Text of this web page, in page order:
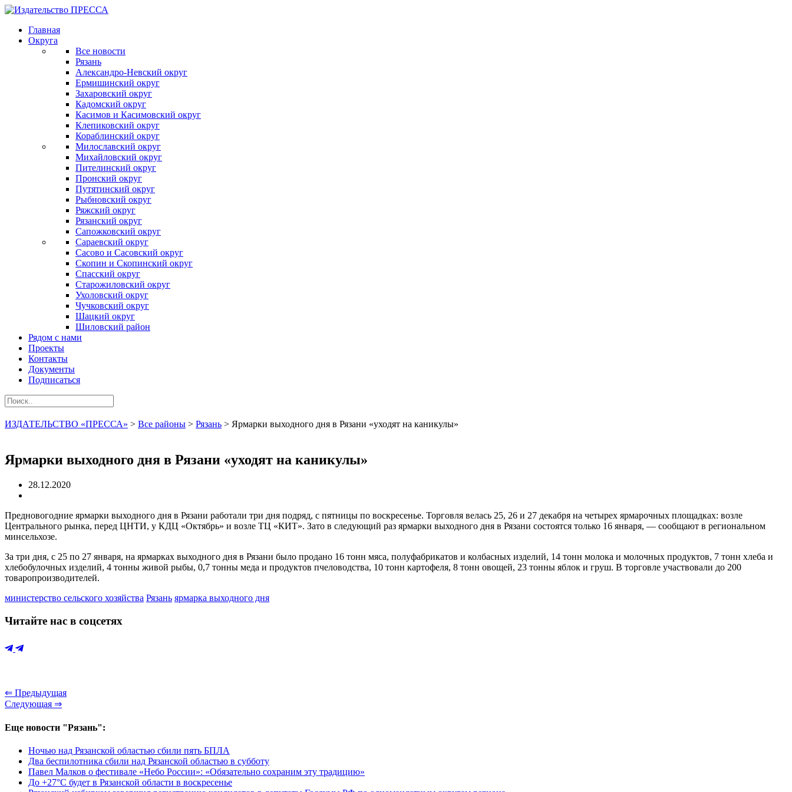
Главная
Округа
Все новости
Рязань
Александро-Невский округ
Ермишинский округ
Захаровский округ
Кадомский округ
Касимов и Касимовский округ
Клепиковский округ
Кораблинский округ
Милославский округ
Михайловский округ
Пителинский округ
Пронский округ
Путятинский округ
Рыбновский округ
Ряжский округ
Рязанский округ
Сапожковский округ
Сараевский округ
Сасово и Сасовский округ
Скопин и Скопинский округ
Спасский округ
Старожиловский округ
Ухоловский округ
Чучковский округ
Шацкий округ
Шиловский район
Рядом с нами
Проекты
Контакты
Документы
Подписаться
ИЗДАТЕЛЬСТВО «ПРЕССА» > Все районы > Рязань > Ярмарки выходного дня в Рязани «уходят на каникулы»
Ярмарки выходного дня в Рязани «уходят на каникулы»
28.12.2020
Предновогодние ярмарки выходного дня в Рязани работали три дня подряд, с пятницы по воскресенье. Торговля велась 25, 26 и 27 декабря на четырех ярмарочных площадках: возле
Центрального рынка, перед ЦНТИ, у КДЦ «Октябрь» и возле ТЦ «КИТ». Зато в следующий раз ярмарки выходного дня в Рязани состоятся только 16 января, — сообщают в региональном
минсельхозе.
За три дня, с 25 по 27 января, на ярмарках выходного дня в Рязани было продано 16 тонн мяса, полуфабрикатов и колбасных изделий, 14 тонн молока и молочных продуктов, 7 тонн хлеба и
хлебобулочных изделий, 4 тонны живой рыбы, 0,7 тонны меда и продуктов пчеловодства, 10 тонн картофеля, 8 тонн овощей, 23 тонны яблок и груш. В торговле участвовали до 200
товаропроизводителей.
министерство сельского хозяйства Рязань ярмарка выходного дня
Читайте нас в соцсетях
⇐ Предыдущая
Следующая ⇒
Еще новости "Рязань":
Ночью над Рязанской областью сбили пять БПЛА
Два беспилотника сбили над Рязанской областью в субботу
Павел Малков о фестивале «Небо России»: «Обязательно сохраним эту традицию»
До +27°С будет в Рязанской области в воскресенье